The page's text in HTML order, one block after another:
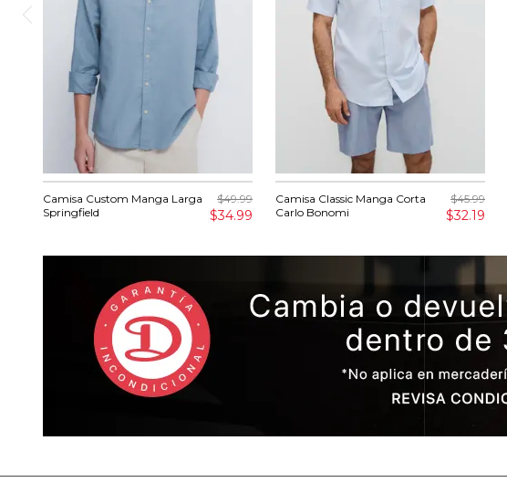
Camisa Custom Manga Larga
Springfield
$49.99
$34.99
Camisa Classic Manga Corta
Carlo Bonomi
$45.99
$32.19